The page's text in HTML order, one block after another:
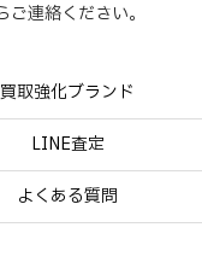
連絡ください。
買取強化ブランド
LINE査定
よくある質問